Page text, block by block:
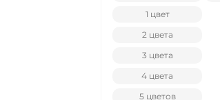
1 цвет
2 цвета
3 цвета
4 цвета
5 цветов